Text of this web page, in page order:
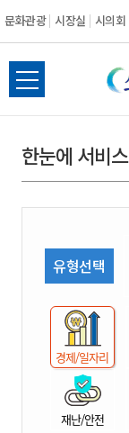
문화관광 시장실 시의회
전
체
뉴
열
한눈에 서비스
유형선택
경제/일자리
재난/안전